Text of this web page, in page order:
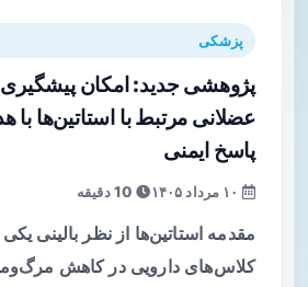
پزشکی
پژوهشی جدید: امکان
عضلانی مرتبط با استاتین‌ها
پاسخ ایمنی
10 دقیقه
مقدمه استاتین‌ها از نظر بالینی
کلاس‌های دارویی در کاهش